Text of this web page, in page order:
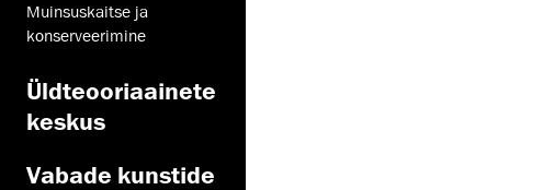
Muinsus­kaitse ja
konserveerimine
Üld­teooria­ainete
keskus
Vabade kunstide